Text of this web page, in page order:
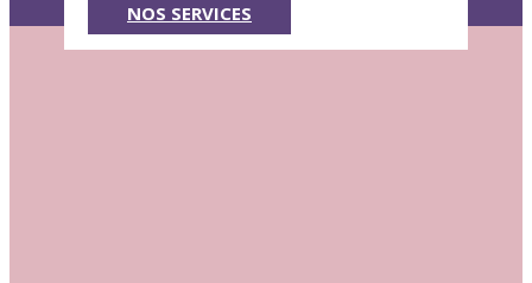
NOS SERVICES